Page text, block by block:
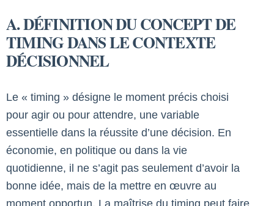
A. DÉFINITION DU CONCEPT DE
TIMING DANS LE CONTEXTE
DÉCISIONNEL
Le « timing » désigne le moment précis choisi
pour agir ou pour attendre, une variable
essentielle dans la réussite d’une décision. En
économie, en politique ou dans la vie
quotidienne, il ne s’agit pas seulement d’avoir la
bonne idée, mais de la mettre en œuvre au
moment opportun. La maîtrise du timing peut faire